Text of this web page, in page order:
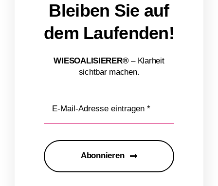
Bleiben Sie auf
dem Laufenden!
WIESOALISIERER®– Klarheit
sichtbar machen.
Abonnieren